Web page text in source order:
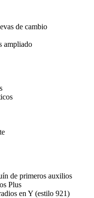
de cambio
ampliado
de primeros auxilios
Plus
en Y (estilo 921)